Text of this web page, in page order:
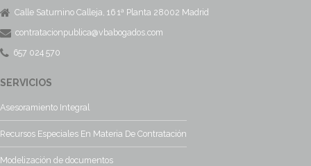
Calle Saturnino Calleja, 16 1ª Planta 28002 Madrid
contratacionpublica@vbabogados.com
657 024 570
SERVICIOS
Asesoramiento Integral
Recursos Especiales En Materia De Contratación
Modelización de documentos